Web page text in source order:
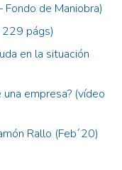
de Maniobra)
229 págs)
en la situación
empresa? (vídeo
Rallo (Feb´20)